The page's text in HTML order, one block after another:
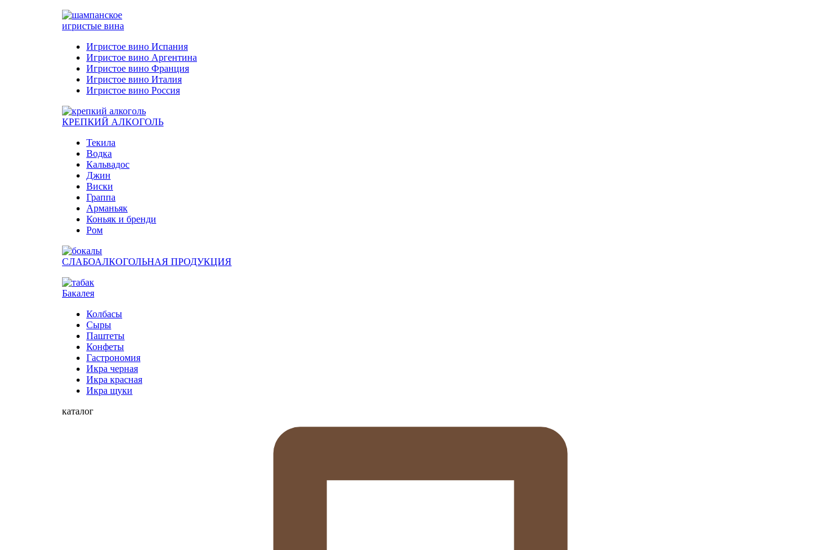
игристые вина
Игристое вино Испания
Игристое вино Аргентина
Игристое вино Франция
Игристое вино Италия
Игристое вино Россия
КРЕПКИЙ АЛКОГОЛЬ
Текила
Водка
Кальвадос
Джин
Виски
Граппа
Арманьяк
Коньяк и бренди
Ром
СЛАБОАЛКОГОЛЬНАЯ ПРОДУКЦИЯ
Бакалея
Колбасы
Сыры
Паштеты
Конфеты
Гастрономия
Икра черная
Икра красная
Икра щуки
каталог